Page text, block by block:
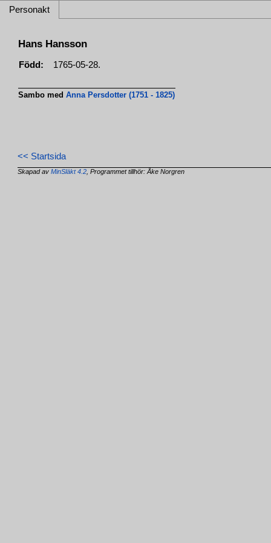
Personakt
Hans Hansson
Född: 1765-05-28.
Sambo medAnna Persdotter (1751 - 1825)
<< Startsida
Skapad avMinSläkt 4.2 , Programmet tillhör: Åke Norgren